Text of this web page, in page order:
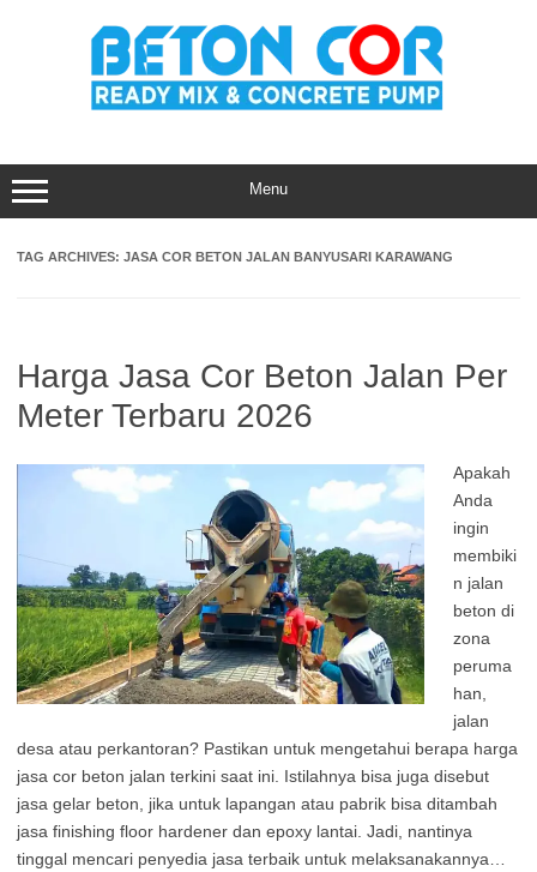
Menu
TAG ARCHIVES: JASA COR BETON JALAN BANYUSARI KARAWANG
Harga Jasa Cor Beton Jalan Per
Meter Terbaru 2026
Apakah
Anda
ingin
membiki
n jalan
beton di
zona
peruma
han,
jalan
desa atau perkantoran? Pastikan untuk mengetahui berapa harga
jasa cor beton jalan terkini saat ini. Istilahnya bisa juga disebut
jasa gelar beton, jika untuk lapangan atau pabrik bisa ditambah
jasa finishing floor hardener dan epoxy lantai. Jadi, nantinya
tinggal mencari penyedia jasa terbaik untuk melaksanakannya…